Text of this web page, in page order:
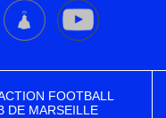
FOOTBALL
DE MARSEILLE